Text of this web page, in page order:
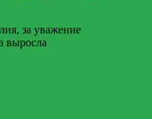
за уважение
выросла